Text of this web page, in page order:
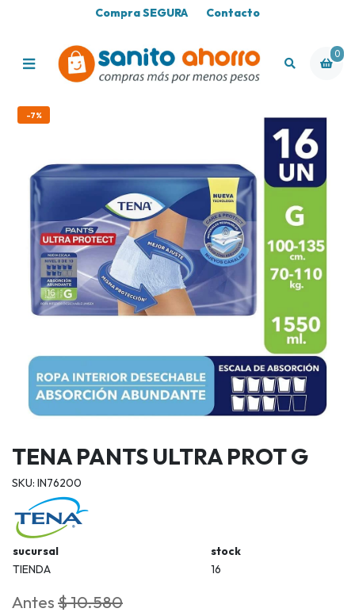
Compra SEGURA Contacto
0
-7%
TENA PANTS ULTRA PROT G
SKU: IN76200
sucursal
stock
TIENDA
16
Antes$ 10.580